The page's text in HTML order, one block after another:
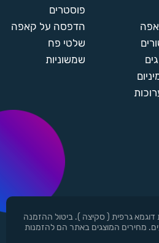
פוסטרים
הדפסה על קאפה
שלטי פח
שמשוניות
דוגמא גרפית ( סקיצה ). ביטול ההזמנה
מחירים המוצגים באתר הם להזמנות